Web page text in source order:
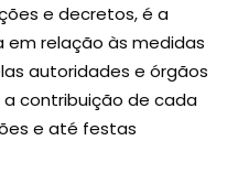
e decretos, é a
em relação às medidas
autoridades e órgãos
a contribuição de cada
e até festas